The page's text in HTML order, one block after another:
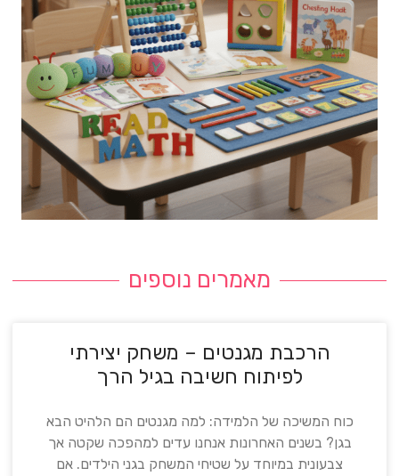
מאמרים נוספים
הרכבת מגנטים – משחק יצירתי
לפיתוח חשיבה בגיל הרך
כוח המשיכה של הלמידה: למה מגנטים הם הלהיט הבא
בגן? בשנים האחרונות אנחנו עדים למהפכה שקטה אך
צבעונית במיוחד על שטיחי המשחק בגני הילדים. אם